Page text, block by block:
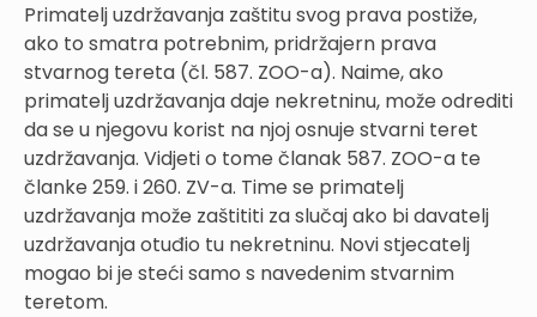
Primatelj uzdržavanja zaštitu svog prava postiže,
ako to smatra potrebnim, pridržajern prava
stvarnog tereta (čl. 587. ZOO-a). Naime, ako
primatelj uzdržavanja daje nekretninu, može odrediti
da se u njegovu korist na njoj osnuje stvarni teret
uzdržavanja. Vidjeti o tome članak 587. ZOO-a te
članke 259. i 260. ZV-a. Time se primatelj
uzdržavanja može zaštititi za slučaj ako bi davatelj
uzdržavanja otuđio tu nekretninu. Novi stjecatelj
mogao bi je steći samo s navedenim stvarnim
teretom.